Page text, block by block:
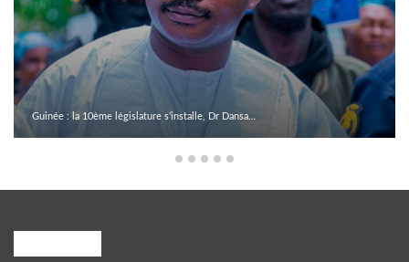
Guinée : la 10ème législature s’installe, Dr Dansa…